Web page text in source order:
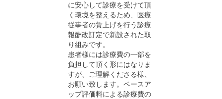
に安心して診療を受けて頂
く環境を整えるため、医療
従事者の賃上げを行う診療
報酬改訂定で新設された取
り組みです。
患者様には診療費の一部を
負担して頂く形にはなりま
すが、ご理解くださる様、
お願い致します。ベースア
ップ評価料による診療費の